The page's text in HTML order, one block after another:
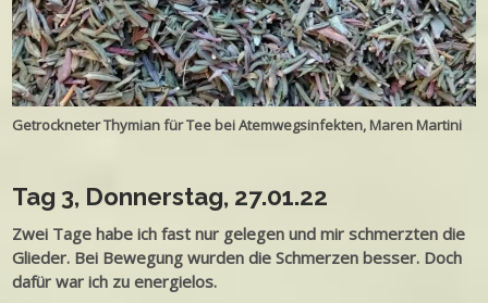
Getrockneter Thymian für Tee bei Atemwegsinfekten, Maren Martini
Tag 3, Donnerstag, 27.01.22
Zwei Tage habe ich fast nur gelegen und mir schmerzten die
Glieder. Bei Bewegung wurden die Schmerzen besser. Doch
dafür war ich zu energielos.